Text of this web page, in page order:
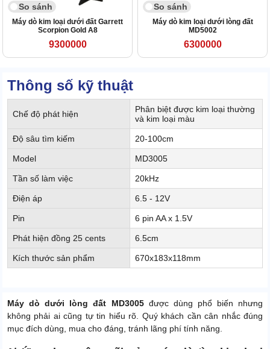
So sánh
Máy dò kim loại dưới đất Garrett
Scorpion Gold A8
9300000
So sánh
Máy dò kim loại dưới lòng đất
MD5002
6300000
Thông số kỹ thuật
Chế độ phát hiện
Phân biệt được kim loại thường
và kim loại màu
Độ sâu tìm kiếm 20-100cm
Model MD3005
Tần số làm việc 20kHz
Điện áp 6.5 - 12V
Pin 6 pin AA x 1.5V
Phát hiện đồng 25 cents 6.5cm
Kích thước sản phẩm 670x183x118mm
Máy dò dưới lòng đất MD3005được dùng phổ biến nhưng
không phải ai cũng tự tin hiểu rõ. Quý khách cần cân nhắc đúng
mục đích dùng, mua cho đáng, tránh lãng phí tính năng.